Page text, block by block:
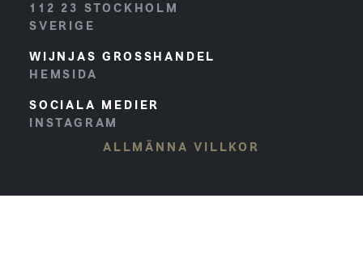
112 23 STOCKHOLM
SVERIGE
WIJNJAS GROSSHANDEL
HEMSIDA
SOCIALA MEDIER
INSTAGRAM
ALLMÄNNA VILLKOR